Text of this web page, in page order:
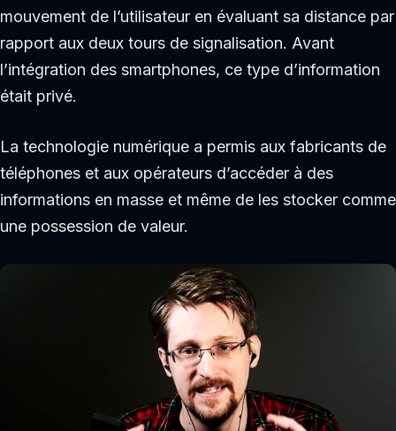
mouvement de l’utilisateur en évaluant sa distance par
rapport aux deux tours de signalisation. Avant
l’intégration des smartphones, ce type d’information
était privé.
La technologie numérique a permis aux fabricants de
téléphones et aux opérateurs d’accéder à des
informations en masse et même de les stocker comme
une possession de valeur.